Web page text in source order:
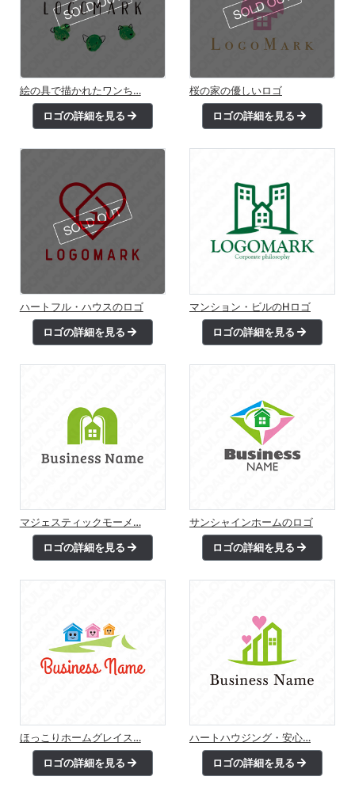
絵の具で描かれたワンち…
ロゴの詳細を見る
桜の家の優しいロゴ
ロゴの詳細を見る
ハートフル・ハウスのロゴ
ロゴの詳細を見る
マンション・ビルのHロゴ
ロゴの詳細を見る
マジェスティックモーメ…
ロゴの詳細を見る
サンシャインホームのロゴ
ロゴの詳細を見る
ほっこりホームグレイス…
ロゴの詳細を見る
ハートハウジング・安心…
ロゴの詳細を見る